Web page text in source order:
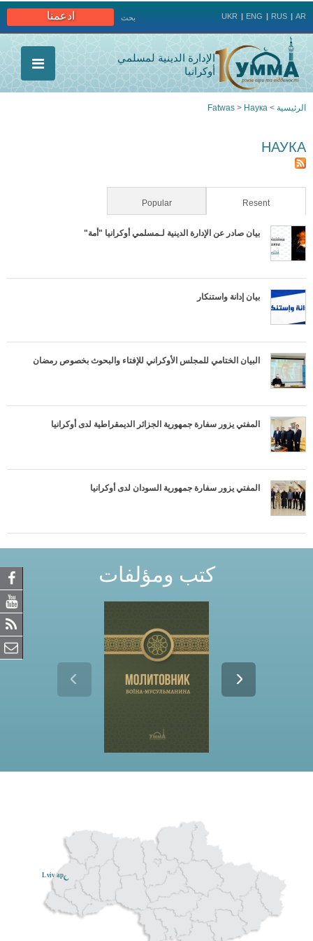
ادعمنا بحث UKR ENG RUS AR
الإدارة الدينية لمسلمي
أوكرانيا
هنا
الرئيسية >
Fatwas > Наука
НАУКА
Resent
Popular
بيان صادر عن الإدارة الدينية لـمسلمي أوكرانيا "أمة"
بيان إدانة واستنكار
البيان الختامي للمجلس الأوكراني للإفتاء والبحوث بخصوص رمضان
المفتي يزور سفارة جمهورية الجزائر الديمقراطية لدى أوكرانيا
المفتي يزور سفارة جمهورية السودان لدى أوكرانيا
كتب ومؤلفات
Lviv ар